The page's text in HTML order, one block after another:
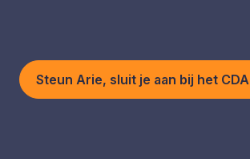
Steun Arie, sluit je aan bij het CDA